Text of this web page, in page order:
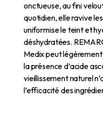
onctueuse, au fini
quotidien, elle ravive
uniformise le teint et
déshydratées.
Medix peut
la présence d’acide
vieillissement naturel
l’efficacité des